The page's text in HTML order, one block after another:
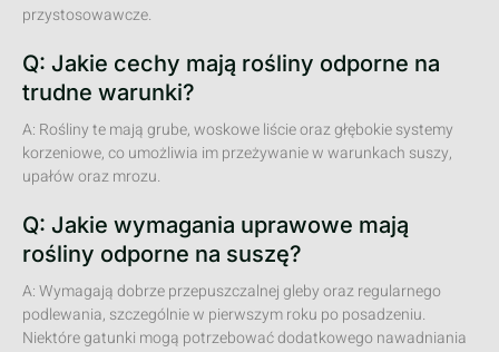
przystosowawcze.
Q: Jakie cechy mają rośliny odporne na
trudne warunki?
A: Rośliny te mają grube, woskowe liście oraz głębokie systemy
korzeniowe, co umożliwia im przeżywanie w warunkach suszy,
upałów oraz mrozu.
Q: Jakie wymagania uprawowe mają
rośliny odporne na suszę?
A: Wymagają dobrze przepuszczalnej gleby oraz regularnego
podlewania, szczególnie w pierwszym roku po posadzeniu.
Niektóre gatunki mogą potrzebować dodatkowego nawadniania